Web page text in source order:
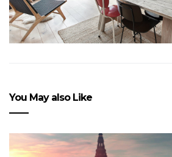
You May also Like